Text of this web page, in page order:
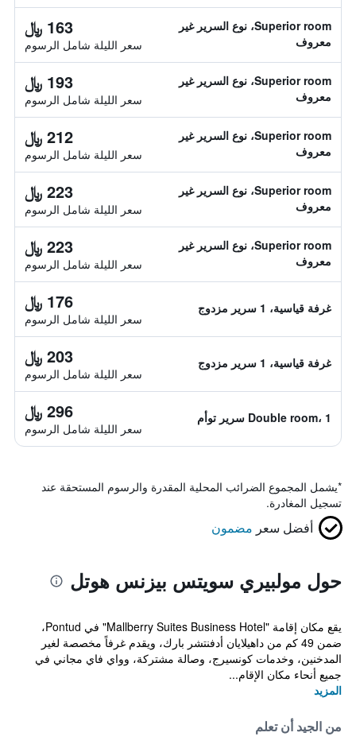
Superior room، نوع السرير غير
معروف
163 ﷼
سعر الليلة شامل الرسوم
Superior room، نوع السرير غير
معروف
193 ﷼
سعر الليلة شامل الرسوم
Superior room، نوع السرير غير
معروف
212 ﷼
سعر الليلة شامل الرسوم
Superior room، نوع السرير غير
معروف
223 ﷼
سعر الليلة شامل الرسوم
Superior room، نوع السرير غير
معروف
223 ﷼
سعر الليلة شامل الرسوم
غرفة قياسية، 1 سرير مزدوج 176 ﷼
سعر الليلة شامل الرسوم
غرفة قياسية، 1 سرير مزدوج 203 ﷼
سعر الليلة شامل الرسوم
Double room، 1 سرير توأم 296 ﷼
سعر الليلة شامل الرسوم
*يشمل المجموع الضرائب المحلية المقدرة والرسوم المستحقة عند
تسجيل المغادرة.
أفضل سعر مضمون
حول مولبيري سويتس بيزنس هوتل
يقع مكان إقامة "Mallberry Suites Business Hotel" في Pontud،
ضمن 49 كم من داهيلايان أدفنتشر بارك، ويقدم غرفاً مخصصة لغير
المدخنين، وخدمات كونسيرج، وصالة مشتركة، وواي فاي مجاني في
جميع أنحاء مكان الإقام...
المزيد
من الجيد أن تعلم